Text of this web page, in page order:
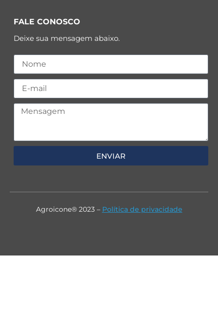
FALE CONOSCO
Deixe sua mensagem abaixo.
ENVIAR
Agroicone® 2023 – Política de privacidade